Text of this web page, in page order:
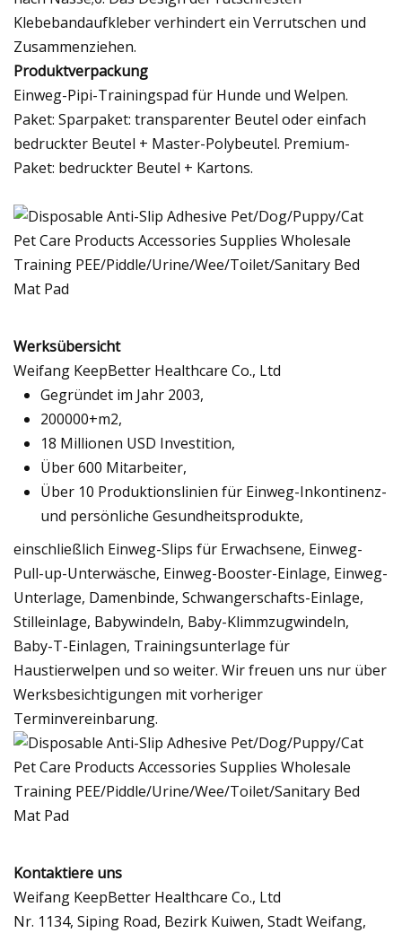
Klebebandaufkleber verhindert ein Verrutschen und
Zusammenziehen.
Produktverpackung
Einweg-Pipi-Trainingspad für Hunde und Welpen.
Paket: Sparpaket: transparenter Beutel oder einfach
bedruckter Beutel + Master-Polybeutel. Premium-
Paket: bedruckter Beutel + Kartons.
Werksübersicht
Weifang KeepBetter Healthcare Co., Ltd
Gegründet im Jahr 2003,
200000+m2,
18 Millionen USD Investition,
Über 600 Mitarbeiter,
Über 10 Produktionslinien für Einweg-Inkontinenz-
und persönliche Gesundheitsprodukte,
einschließlich Einweg-Slips für Erwachsene, Einweg-
Pull-up-Unterwäsche, Einweg-Booster-Einlage, Einweg-
Unterlage, Damenbinde, Schwangerschafts-Einlage,
Stilleinlage, Babywindeln, Baby-Klimmzugwindeln,
Baby-T-Einlagen, Trainingsunterlage für
Haustierwelpen und so weiter. Wir freuen uns nur über
Werksbesichtigungen mit vorheriger
Terminvereinbarung.
Kontaktiere uns
Weifang KeepBetter Healthcare Co., Ltd
Nr. 1134, Siping Road, Bezirk Kuiwen, Stadt Weifang,